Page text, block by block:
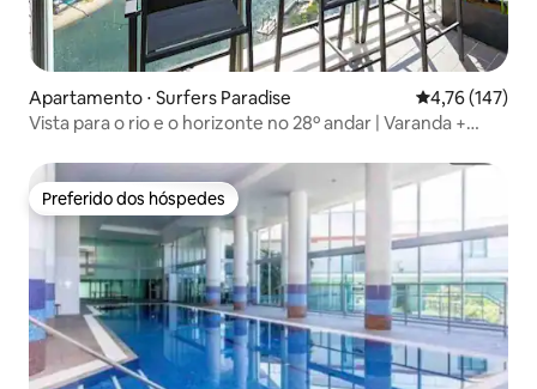
Apartamento ⋅ Surfers Paradise 4,76 de uma
4,76 (147)
Vista para o rio e o horizonte no 28º andar | Varanda +
Preferido dos hóspedes
Preferido dos hóspedes